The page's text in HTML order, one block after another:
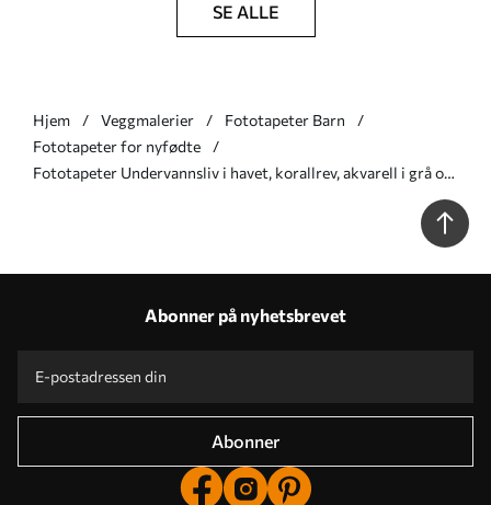
SE ALLE
Hjem Veggmalerier
Fototapeter Barn
Fototapeter for nyfødte
Fototapeter Undervannsliv i havet, korallrev, akvarell i grå og
Abonner på nyhetsbrevet
Abonner